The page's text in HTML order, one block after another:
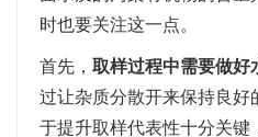
时也要关注这一点。
首先， 取样过程中需要做好
过让杂质分散开来保持良
于提升取样代表性十分关